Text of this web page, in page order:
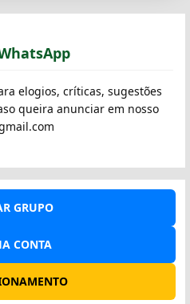
elogios, críticas, sugestões
queira anunciar em nosso
GRUPO
CONTA